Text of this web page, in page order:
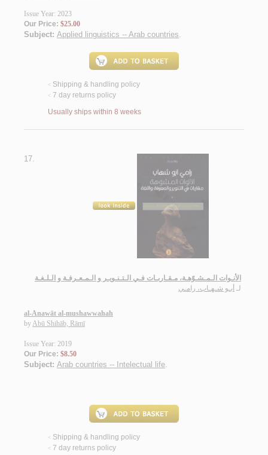
Issue Year: 2023
Our Price: $25.00
Subject: Applied linguistics -- Arab countries.
< Shipping & handling policy
< 7 day returns policy
Usually ships within 8 weeks
17.
الأنـوات الـمـشـوّهـة، مـقـاربـات فـي الـتـنـويـر و الـمـعـرفـة و الـلـغـة
لـ أبـو شـهـاب، رامـي
al-Anawāt al-mushawwahah
byAbū Shihāb, Rāmī
Issue Year: 2019
Our Price: $8.50
Subject: Arab countries -- Intelectual life.
< Shipping & handling policy
< 7 day returns policy